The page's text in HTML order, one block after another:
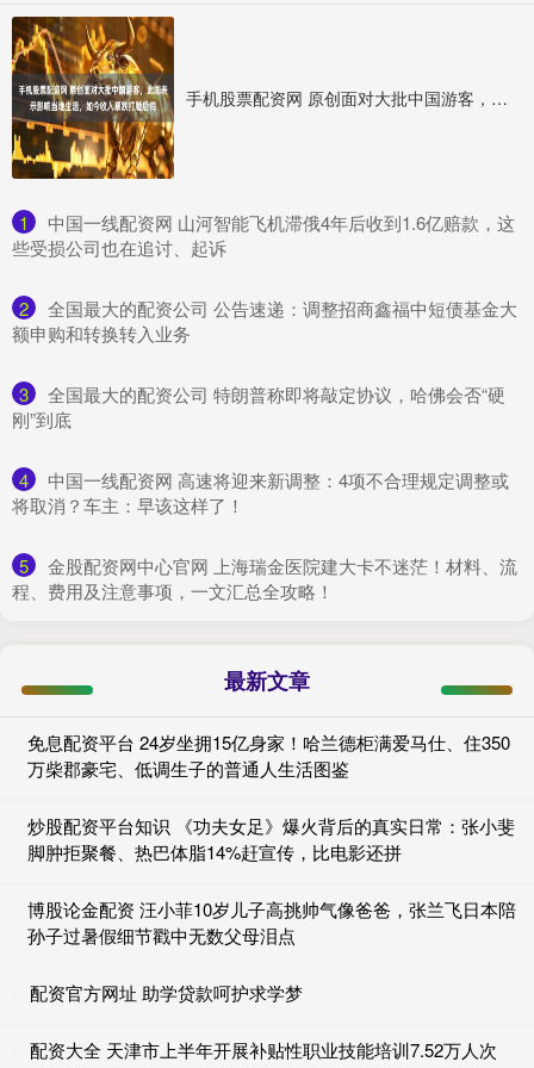
手机股票配资网 原创面对大批中国游客，此国表示影响当地生活，如今收入暴跌打脸后悔
1
​中国一线配资网 山河智能飞机滞俄4年后收到1.6亿赔款，这
些受损公司也在追讨、起诉
2
​全国最大的配资公司 公告速递：调整招商鑫福中短债基金大
额申购和转换转入业务
3
​全国最大的配资公司 特朗普称即将敲定协议，哈佛会否“硬
刚”到底
4
​中国一线配资网 高速将迎来新调整：4项不合理规定调整或
将取消？车主：早该这样了！
5
​金股配资网中心官网 上海瑞金医院建大卡不迷茫！材料、流
程、费用及注意事项，一文汇总全攻略！
最新文章
免息配资平台 24岁坐拥15亿身家！哈兰德柜满爱马仕、住350
万柴郡豪宅、低调生子的普通人生活图鉴
炒股配资平台知识 《功夫女足》爆火背后的真实日常：张小斐
脚肿拒聚餐、热巴体脂14%赶宣传，比电影还拼
博股论金配资 汪小菲10岁儿子高挑帅气像爸爸，张兰飞日本陪
孙子过暑假细节戳中无数父母泪点
配资官方网址 助学贷款呵护求学梦
配资大全 天津市上半年开展补贴性职业技能培训7.52万人次